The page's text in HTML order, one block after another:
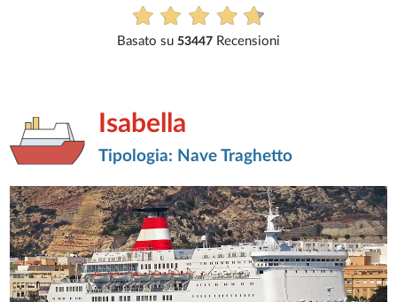
Basato su53447 Recensioni
Isabella
Tipologia: Nave Traghetto